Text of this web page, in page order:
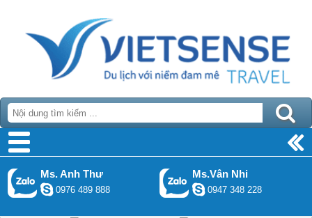
Ms. Anh Thư
0976 489 888
Ms.Vân Nhi
0947 348 228